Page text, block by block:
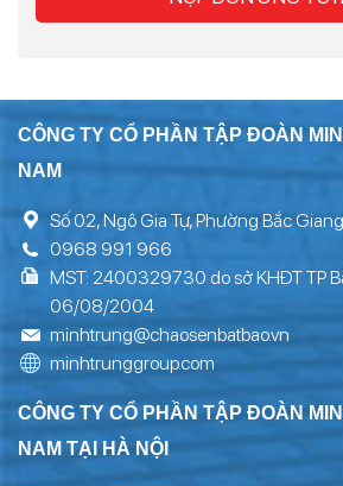
CÔNG TY CỔ PHẦN TẬP ĐOÀN
NAM
Số 02, Ngô Gia Tự, Phường Bắc
0968 991 966
MST: 2400329730 do sở KHĐT TP
06/08/2004
minhtrung@chaosenbatbao.vn
minhtrunggroup.com
CÔNG TY CỔ PHẦN TẬP ĐOÀN
NAM TẠI HÀ NỘI